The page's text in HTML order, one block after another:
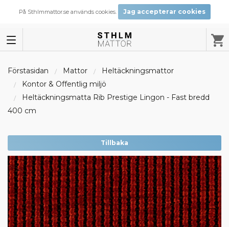
På Sthlmmattor.se används cookies. Jag accepterar cookies
Förstasidan Mattor
Heltäckningsmattor
Kontor & Offentlig miljö
Heltäckningsmatta Rib Prestige Lingon - Fast bredd
400 cm
Tillbaka